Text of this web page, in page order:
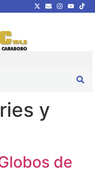
y
de